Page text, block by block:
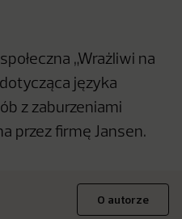
„Wrażliwi na
języka
z zaburzeniami
przez firmę Jansen.
O autorze